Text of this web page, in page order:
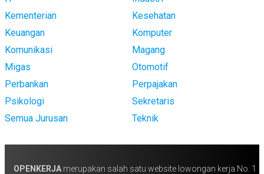
Kementerian
Kesehatan
Keuangan
Komputer
Komunikasi
Magang
Migas
Otomotif
Perbankan
Perpajakan
Psikologi
Sekretaris
Semua Jurusan
Teknik
OPENKERJA merupakan salah satu website lowongan kerja No. 1